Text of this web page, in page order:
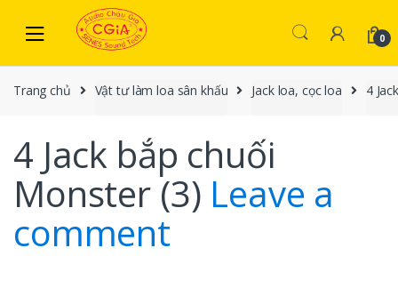
Skip to navigation
0
Trang chủ Vật tư làm loa sân khấu Jack loa, cọc loa 4
4 Jack bắp chuối
Monster (3) Leave a
comment